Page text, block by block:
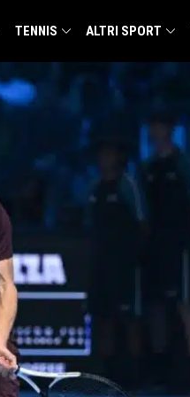
TENNIS ALTRI SPORT